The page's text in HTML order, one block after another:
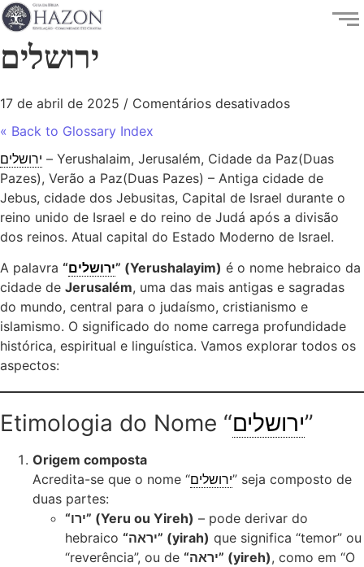
ירושלים
17 de abril de 2025 / Comentários desativados
« Back to Glossary Index
ירושלים – Yerushalaim, Jerusalém, Cidade da Paz(Duas
Pazes), Verão a Paz(Duas Pazes) – Antiga cidade de
Jebus, cidade dos Jebusitas, Capital de Israel durante o
reino unido de Israel e do reino de Judá após a divisão
dos reinos. Atual capital do Estado Moderno de Israel.
A palavra “ירושלים” (Yerushalayim) é o nome hebraico da
cidade de Jerusalém, uma das mais antigas e sagradas
do mundo, central para o judaísmo, cristianismo e
islamismo. O significado do nome carrega profundidade
histórica, espiritual e linguística. Vamos explorar todos os
aspectos:
Etimologia do Nome “ירושלים”
Origem composta
Acredita-se que o nome “ירושלים” seja composto de
duas partes:
“ירו” (Yeru ou Yireh) – pode derivar do
hebraico
“יראה” (yirah) que significa “temor” ou
“reverência”, ou de
“יראה” (yireh), como em “O